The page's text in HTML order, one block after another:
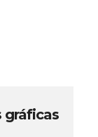
gráficas